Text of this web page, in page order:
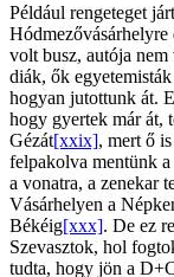
Például rengeteget
volt busz, autója
diák, ők
hogyan jutottunk át.
hogy gyertek már át,
Gézát[xxix], mert ő
felpakolva mentünk
a vonatra, a zenekar
Vásárhelyen a
Békéig[xxx]. De ez
Szevasztok, hol
tudta, hogy jön a